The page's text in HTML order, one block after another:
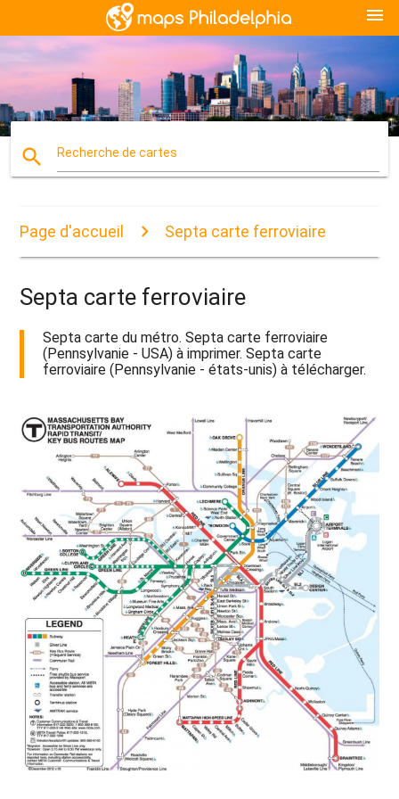
menu
search Recherche de cartes
Page d'accueil Septa carte ferroviaire
Septa carte ferroviaire
Septa carte du métro. Septa carte ferroviaire
(Pennsylvanie - USA) à imprimer. Septa carte
ferroviaire (Pennsylvanie - états-unis) à télécharger.